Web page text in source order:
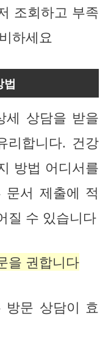
조회하고 부족
하세요
법
세 상담을 받을
리합니다. 건강
방법 어디서를
문서 제출에 적
질 수 있습니다
을 권합니다
방문 상담이 효